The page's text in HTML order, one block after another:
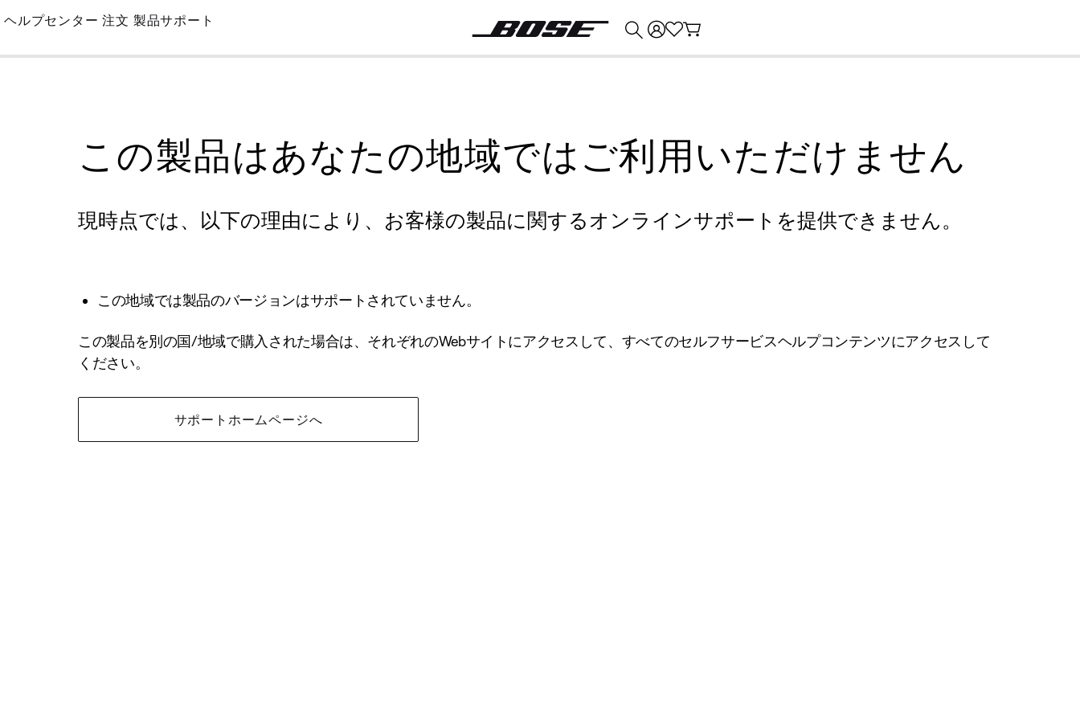
Skip
Main
ヘルプセンター 注文 製品サポート
この製品はあなたの地域ではご利用いただけません
現時点では、以下の理由により、お客様の製品に関するオンラインサポートを提供できません。
この地域では製品のバージョンはサポートされていません。
この製品を別の国/地域で購入された場合は、それぞれのWebサイトにアクセスして、すべてのセルフサービスヘルプコンテンツにアクセスして
ください。
サポートホームページへ